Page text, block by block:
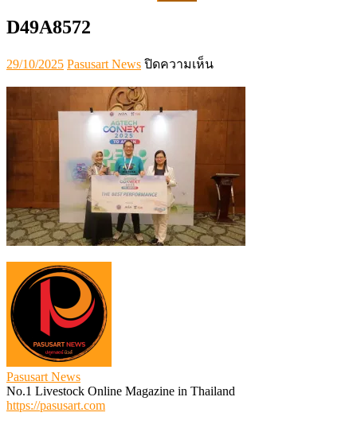
D49A8572
Posted
on
29/10/2025 Author
Pasusart News ปิดความเห็นบน
Pasusart News
No.1 Livestock Online Magazine in Thailand
https://pasusart.com